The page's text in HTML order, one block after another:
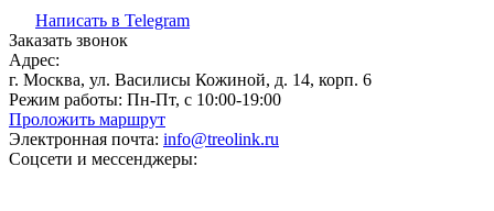
Написать в Telegram
Заказать звонок
Адрес:
г. Москва, ул. Василисы Кожиной, д. 14, корп. 6
Режим работы: Пн-Пт, с 10:00-19:00
Проложить маршрут
Электронная почта: info@treolink.ru
Соцсети и мессенджеры: